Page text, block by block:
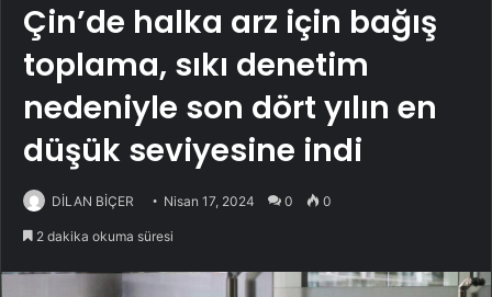
Çin’de halka arz için bağış
toplama, sıkı denetim
nedeniyle son dört yılın en
düşük seviyesine indi
DİLAN BİÇER Nisan 17, 2024 0 0
2 dakika okuma süresi